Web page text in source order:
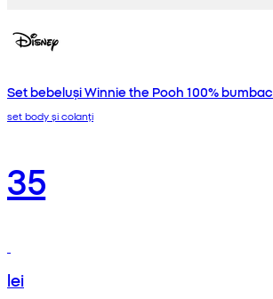
Set bebeluși Winnie the Pooh 100% bumbac
set body și colanți
35
lei